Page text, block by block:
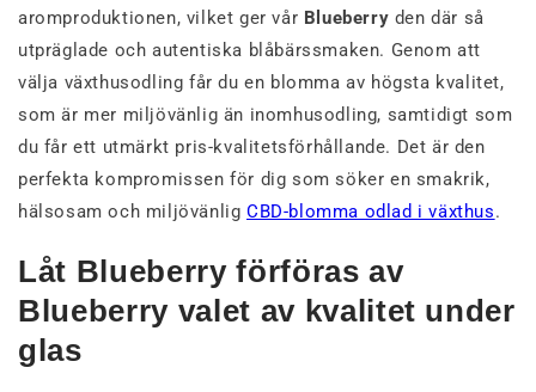
aromproduktionen, vilket ger vår Blueberry den där så
utpräglade och autentiska blåbärssmaken. Genom att
välja växthusodling får du en blomma av högsta kvalitet,
som är mer miljövänlig än inomhusodling, samtidigt som
du får ett utmärkt pris-kvalitetsförhållande. Det är den
perfekta kompromissen för dig som söker en smakrik,
hälsosam och miljövänligCBD-blomma odlad i växthus.
Låt Blueberry förföras av
Blueberry valet av kvalitet under
glas